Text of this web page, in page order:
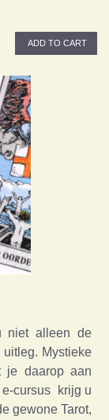
ADD TO CART
niet alleen de
Mystieke
je daarop aan
e-cursus krijg u
gewone Tarot,